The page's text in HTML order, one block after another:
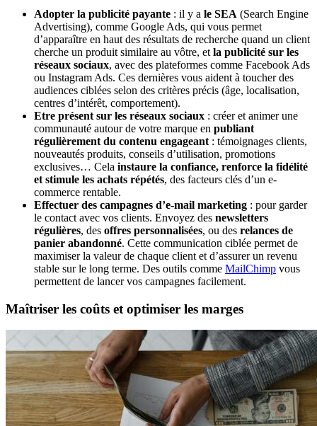
Adopter la publicité payante : il y a le SEA (Search Engine
Advertising), comme Google Ads, qui vous permet
d’apparaître en haut des résultats de recherche quand un client
cherche un produit similaire au vôtre, et la publicité sur les
réseaux sociaux, avec des plateformes comme Facebook Ads
ou Instagram Ads. Ces dernières vous aident à toucher des
audiences ciblées selon des critères précis (âge, localisation,
centres d’intérêt, comportement).
Etre présent sur les réseaux sociaux : créer et animer une
communauté autour de votre marque en publiant
régulièrement du contenu engageant : témoignages clients,
nouveautés produits, conseils d’utilisation, promotions
exclusives… Cela instaure la confiance, renforce la fidélité
et stimule les achats répétés, des facteurs clés d’un e-
commerce rentable.
Effectuer des campagnes d’e-mail marketing : pour garder
le contact avec vos clients. Envoyez des newsletters
régulières, des offres personnalisées, ou des relances de
panier abandonné. Cette communication ciblée permet de
maximiser la valeur de chaque client et d’assurer un revenu
stable sur le long terme. Des outils comme MailChimp vous
permettent de lancer vos campagnes facilement.
Maîtriser les coûts et optimiser les marges